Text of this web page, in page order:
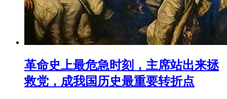
革命史上最危急时刻，主席站出来拯
救党，成我国历史最重要转折点